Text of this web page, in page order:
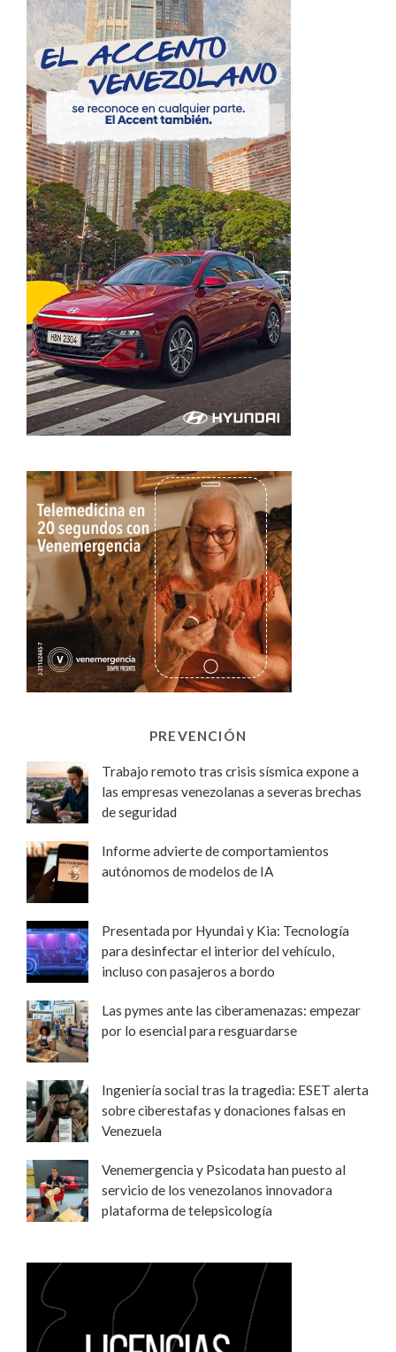
PREVENCIÓN
Trabajo remoto tras crisis sísmica expone a
las empresas venezolanas a severas brechas
de seguridad
Informe advierte de comportamientos
autónomos de modelos de IA
Presentada por Hyundai y Kia: Tecnología
para desinfectar el interior del vehículo,
incluso con pasajeros a bordo
Las pymes ante las ciberamenazas: empezar
por lo esencial para resguardarse
Ingeniería social tras la tragedia: ESET alerta
sobre ciberestafas y donaciones falsas en
Venezuela
Venemergencia y Psicodata han puesto al
servicio de los venezolanos innovadora
plataforma de telepsicología